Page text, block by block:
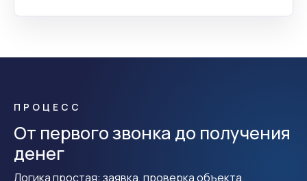
ПРОЦЕСС
От первого звонка до получения
денег
Логика простая: заявка, проверка объекта,